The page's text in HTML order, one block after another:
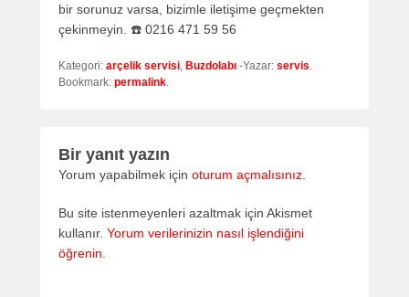
bir sorunuz varsa, bizimle iletişime geçmekten
çekinmeyin. ☎️ 0216 471 59 56
Kategori: arçelik servisi Buzdolabı -Yazar: servis
Bookmark: permalink
Bir yanıt yazın
Yorum yapabilmek için oturum açmalısınız
Bu site istenmeyenleri azaltmak için Akismet
kullanır. Yorum verilerinizin nasıl işlendiğini
öğrenin.